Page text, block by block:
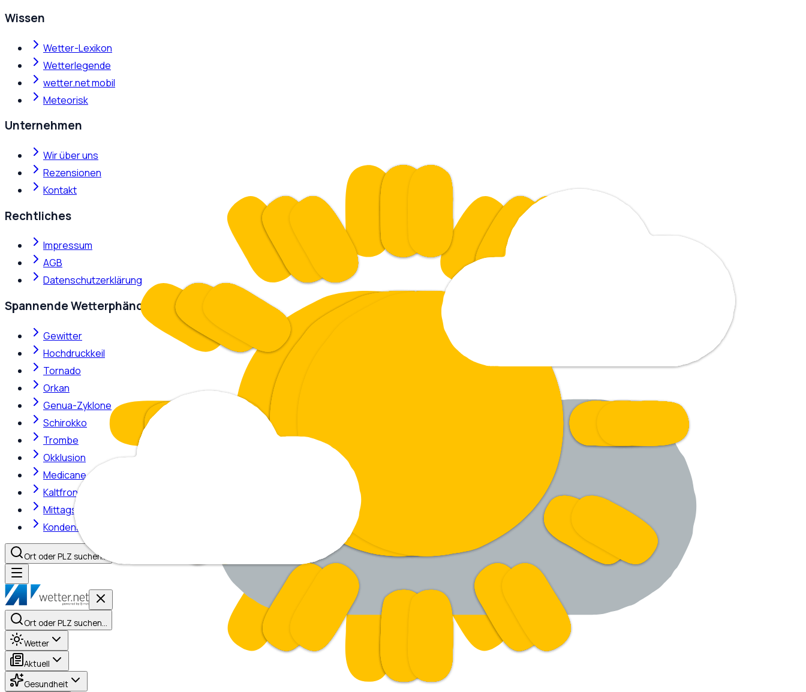
Wissen
Wetter-Lexikon
Wetterlegende
wetter.net mobil
Meteorisk
Unternehmen
Wir über uns
Rezensionen
Kontakt
Rechtliches
Impressum
AGB
Datenschutzerklärung
Spannende Wetterphänomene
Gewitter
Hochdruckkeil
Tornado
Orkan
Genua-Zyklone
Schirokko
Trombe
Okklusion
Medicane
Kaltfront
Mittagshitze
Kondensstreifen
Ort oder PLZ suchen…
Ort oder PLZ suchen…
Wetter
Aktuell
Gesundheit